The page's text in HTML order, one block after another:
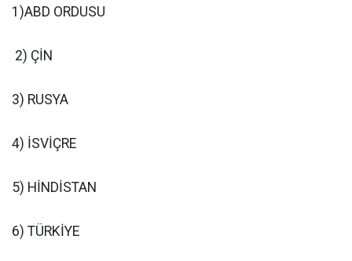
1)ABD ORDUSU
2) ÇİN
3) RUSYA
4) İSVİÇRE
5) HİNDİSTAN
6) TÜRKİYE